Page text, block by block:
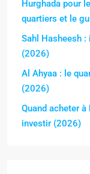
Hurghada pour
quartiers et le
Sahl Hasheesh
(2026)
Al Ahyaa : le
(2026)
Quand acheter
investir (2026)